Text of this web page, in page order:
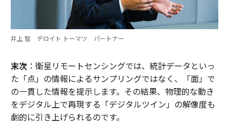
井上 智 デロイト トーマツ パートナー
末次：衛星リモートセンシングでは、統計データといっ
た「点」の情報によるサンプリングではなく、「面」で
の一貫した情報を提示します。その結果、物理的な動き
をデジタル上で再現する「デジタルツイン」の解像度も
劇的に引き上げられるのです。